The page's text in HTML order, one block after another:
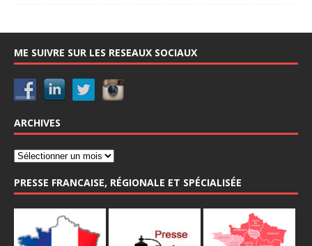
ME SUIVRE SUR LES RESEAUX SOCIAUX
ARCHIVES
PRESSE FRANCAISE, RÉGIONALE ET SPÉCIALISÉE